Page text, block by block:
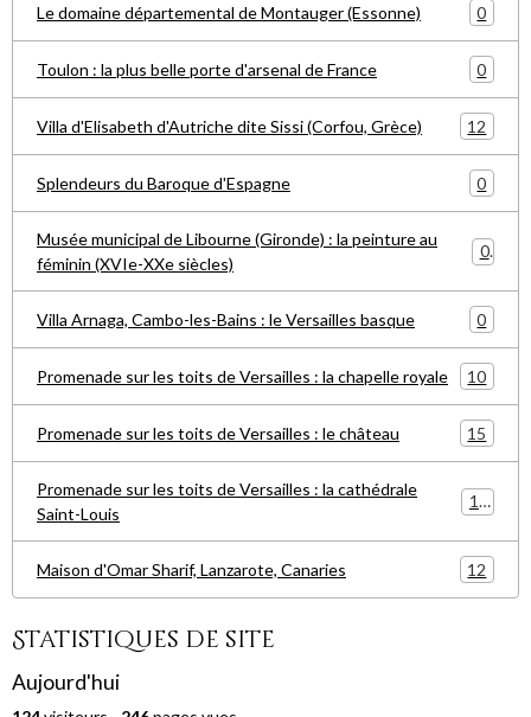
Le domaine départemental de Montauger (Essonne) 0
Toulon : la plus belle porte d'arsenal de France 0
Villa d'Elisabeth d'Autriche dite Sissi (Corfou, Grèce) 12
Splendeurs du Baroque d'Espagne 0
Musée municipal de Libourne (Gironde) : la peinture au
féminin (XVIe-XXe siècles)
0
Villa Arnaga, Cambo-les-Bains : le Versailles basque 0
Promenade sur les toits de Versailles : la chapelle royale 10
Promenade sur les toits de Versailles : le château 15
Promenade sur les toits de Versailles : la cathédrale
Saint-Louis
15
Maison d'Omar Sharif, Lanzarote, Canaries 12
Statistiques de site
Aujourd'hui